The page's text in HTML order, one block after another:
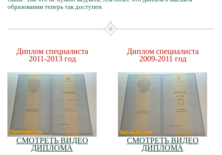
образовании теперь так доступен.
Диплом специалиста
2011-2013 год
СМОТРЕТЬ ВИДЕО
ДИПЛОМА
Диплом специалиста
2009-2011 год
СМОТРЕТЬ ВИДЕО
ДИПЛОМА